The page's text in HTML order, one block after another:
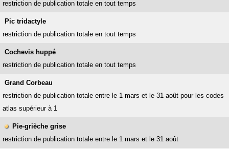
restriction de publication totale en tout temps
Pic tridactyle
restriction de publication totale en tout temps
Cochevis huppé
restriction de publication totale en tout temps
Grand Corbeau
restriction de publication totale entre le 1 mars et le 31 août pour les codes
atlas supérieur à 1
Pie-grièche grise
restriction de publication totale entre le 1 mars et le 31 août